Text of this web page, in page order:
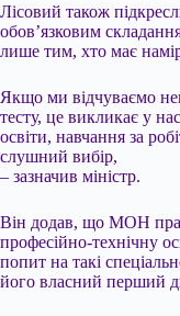
Лісовий також
обов’язковим
лише тим, хто має
Якщо ми відчуваємо
тесту, це викликає у
освіти, навчання за
слушний вибір,
– зазначив міністр.
Він додав, що МОН
професійно-технічну
попит на такі
його власний перший